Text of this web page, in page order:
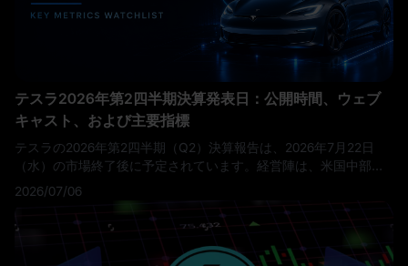
テスラ2026年第2四半期決算発表日：公開時間、ウェブ
キャスト、および主要指標
テスラの2026年第2四半期（Q2）決算報告は、2026年7月22日
（水）の市場終了後に予定されています。経営陣は、米国中部時
間午後4時30分 / 東部時間午後5時30分からライブのQ&Aウェブキ
ャストを主催する予定です。第2四半期のアップデートとウェブキ
ャストは、テスラのインベスター・リレーションズ（IR）ウェブ
れています。
これは単なる通常のテスラの決算発表日ではありま
2026/07/06